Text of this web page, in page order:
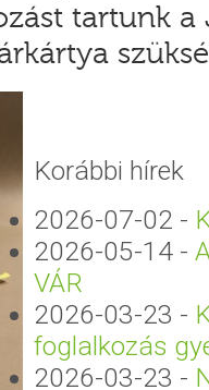
tartunk a
Korábbi hírek
2026-07-02 -
2026-05-14 -
VÁR
2026-03-23 -
foglalkozás
2026-03-23 -